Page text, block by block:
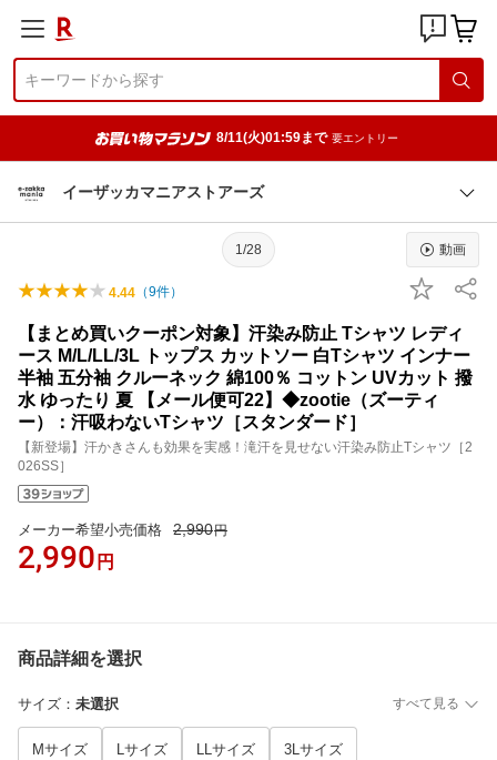
8/11(火)01:59まで 要エントリー
イーザッカマニアストアーズ
1/28 動画
4.44 （9件）
【まとめ買いクーポン対象】汗染み防止 Tシャツ レディ
ース M/L/LL/3L トップス カットソー 白Tシャツ インナー
半袖 五分袖 クルーネック 綿100％ コットン UVカット 撥
水 ゆったり 夏 【メール便可22】◆zootie（ズーティ
ー）：汗吸わないTシャツ［スタンダード］
【新登場】汗かきさんも効果を実感！滝汗を見せない汗染み防止Tシャツ［2
026SS］
メーカー希望小売価格 2,990円
2,990 円
商品詳細を選択
サイズ ： 未選択 すべて見る
Mサイズ Lサイズ LLサイズ 3Lサイズ